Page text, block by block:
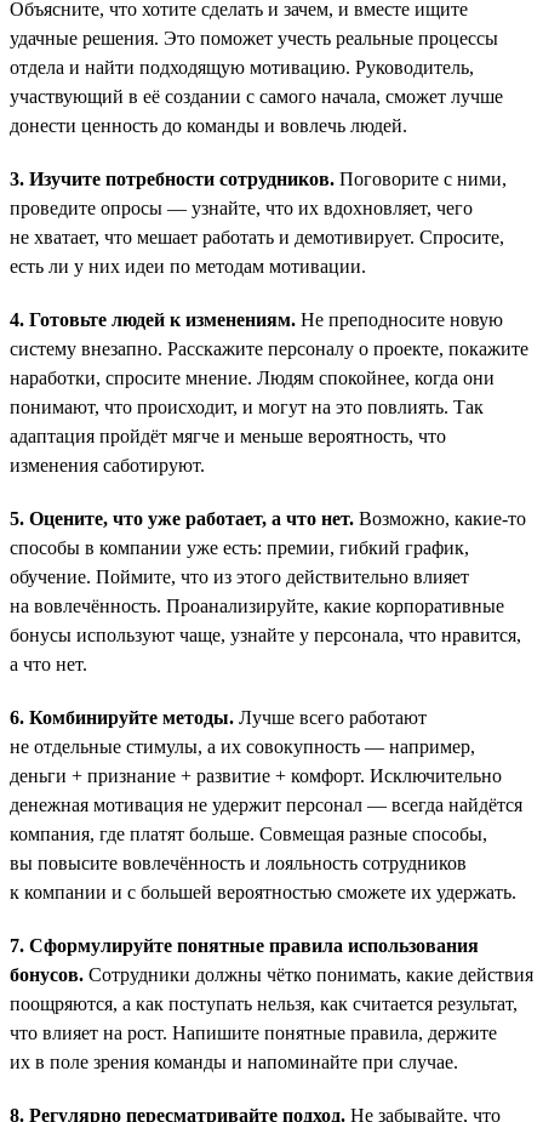
Объясните, что хотите сделать и зачем, и вместе ищите
удачные решения. Это поможет учесть реальные процессы
отдела и найти подходящую мотивацию. Руководитель,
участвующий в её создании с самого начала, сможет лучше
донести ценность до команды и вовлечь людей.
3. Изучите потребности сотрудников. Поговорите с ними,
проведите опросы — узнайте, что их вдохновляет, чего
не хватает, что мешает работать и демотивирует. Спросите,
есть ли у них идеи по методам мотивации.
4. Готовьте людей к изменениям. Не преподносите новую
систему внезапно. Расскажите персоналу о проекте, покажите
наработки, спросите мнение. Людям спокойнее, когда они
понимают, что происходит, и могут на это повлиять. Так
адаптация пройдёт мягче и меньше вероятность, что
изменения саботируют.
5. Оцените, что уже работает, а что нет. Возможно, какие-то
способы в компании уже есть: премии, гибкий график,
обучение. Поймите, что из этого действительно влияет
на вовлечённость. Проанализируйте, какие корпоративные
бонусы используют чаще, узнайте у персонала, что нравится,
а что нет.
6. Комбинируйте методы. Лучше всего работают
не отдельные стимулы, а их совокупность — например,
деньги + признание + развитие + комфорт. Исключительно
денежная мотивация не удержит персонал — всегда найдётся
компания, где платят больше. Совмещая разные способы,
вы повысите вовлечённость и лояльность сотрудников
к компании и с большей вероятностью сможете их удержать.
7. Сформулируйте понятные правила использования
бонусов. Сотрудники должны чётко понимать, какие действия
поощряются, а как поступать нельзя, как считается результат,
что влияет на рост. Напишите понятные правила, держите
их в поле зрения команды и напоминайте при случае.
8. Регулярно пересматривайте подход. Не забывайте, что